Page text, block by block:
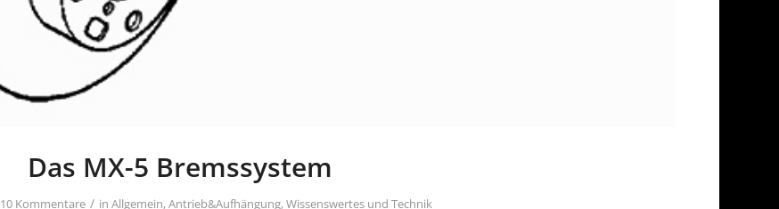
Das MX-5 Bremssystem
10 Kommentare / in Allgemein,Antrieb&Aufhängung,Wissenswertes und Technik